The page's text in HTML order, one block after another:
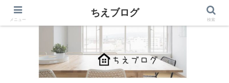
メニュー
ちえブログ
検索